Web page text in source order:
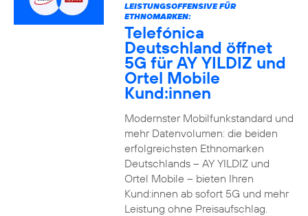
LEISTUNGSOFFENSIVE FÜR
ETHNOMARKEN:
Telefónica
Deutschland öffnet
5G für AY YILDIZ und
Ortel Mobile
Kund:innen
Modernster Mobilfunkstandard und
mehr Datenvolumen: die beiden
erfolgreichsten Ethnomarken
Deutschlands – AY YILDIZ und
Ortel Mobile – bieten Ihren
Kund:innen ab sofort 5G und mehr
Leistung ohne Preisaufschlag.